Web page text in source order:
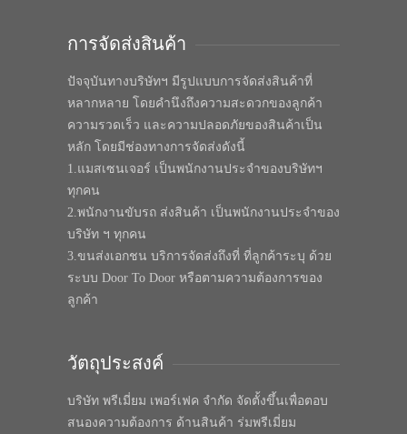
การจัดส่งสินค้า
ปัจจุบันทางบริษัทฯ มีรูปแบบการจัดส่งสินค้าที่
หลากหลาย โดยคำนึงถึงความสะดวกของลูกค้า
ความรวดเร็ว และความปลอดภัยของสินค้าเป็น
หลัก โดยมีช่องทางการจัดส่งดังนี้
1.แมสเซนเจอร์ เป็นพนักงานประจำของบริษัทฯ
ทุกคน
2.พนักงานขับรถ ส่งสินค้า เป็นพนักงานประจำของ
บริษัท ฯ ทุกคน
3.ขนส่งเอกชน บริการจัดส่งถึงที่ ที่ลูกค้าระบุ ด้วย
ระบบ Door To Door หรือตามความต้องการของ
ลูกค้า
วัตถุประสงค์
บริษัท พรีเมี่ยม เพอร์เฟค จำกัด จัดตั้งขึ้นเพื่อตอบ
สนองความต้องการ ด้านสินค้า ร่มพรีเมี่ยม